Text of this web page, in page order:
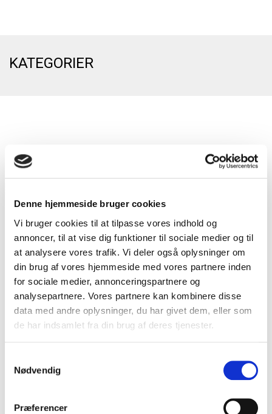
Denne hjemmeside bruger cookies
Vi bruger cookies til at tilpasse vores indhold og
annoncer, til at vise dig funktioner til sociale medier og til
at analysere vores trafik. Vi deler også oplysninger om
din brug af vores hjemmeside med vores partnere inden
for sociale medier, annonceringspartnere og
analysepartnere. Vores partnere kan kombinere disse
data med andre oplysninger, du har givet dem, eller som
de har indsamlet fra din brug af deres tjenester.
Nødvendig
Præferencer
KATEGORIER
HAR DU BRUG FOR HJÆLP?
Kontakt mig gerne for yderligere info på
Mail:info@toscana-vacanze.dk
Telefon:2060 8282
Venlig hilsen
Carsten Møller
Ejer, Toscana Vacanze